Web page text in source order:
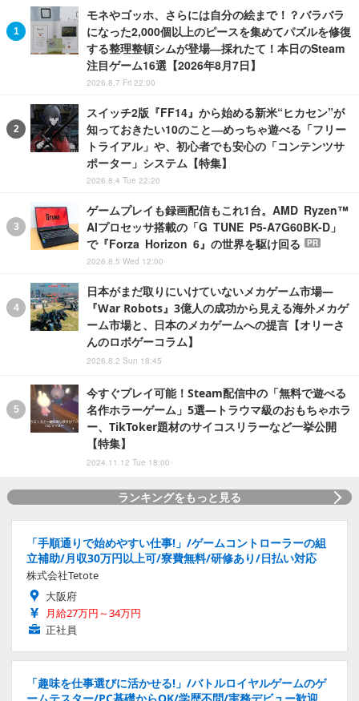
モネやゴッホ、さらには自分の絵まで！？バラバラ
になった2,000個以上のピースを集めてパズルを修復
する整理整頓シムが登場―採れたて！本日のSteam
注目ゲーム16選【2026年8月7日】
2026.8.7 Fri 22:00
スイッチ2版『FF14』から始める新米“ヒカセン”が
知っておきたい10のこと―めっちゃ遊べる「フリー
トライアル」や、初心者でも安心の「コンテンツサ
ポーター」システム【特集】
2026.8.4 Tue 22:20
ゲームプレイも録画配信もこれ1台。AMD Ryzen™
AIプロセッサ搭載の「G TUNE P5-A7G60BK-D」
で『Forza Horizon 6』の世界を駆け回る
PR
2026.8.5 Wed 12:00
日本がまだ取りにいけていないメカゲーム市場―
『War Robots』3億人の成功から見える海外メカゲ
ーム市場と、日本のメカゲームへの提言【オリーさ
んのロボゲーコラム】
2026.8.2 Sun 18:45
今すぐプレイ可能！Steam配信中の「無料で遊べる
名作ホラーゲーム」5選―トラウマ級のおもちゃホラ
ー、TikToker題材のサイコスリラーなど一挙公開
【特集】
2024.11.12 Tue 18:00
ランキングをもっと見る
「手順通りで始めやすい仕事!」/ゲームコントローラーの組
立補助/月収30万円以上可/寮費無料/研修あり/日払い対応
株式会社Tetote
大阪府
月給27万円～34万円
正社員
「趣味を仕事選びに活かせる!」/バトルロイヤルゲームのゲ